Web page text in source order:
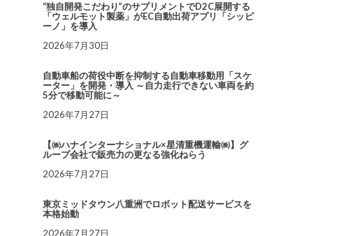
“独自開発こだわり”のサプリメントでD2C展開する
「ウェルモット製薬」がEC自動出荷アプリ「シッピ
ーノ」を導入
2026年7月30日
自動車船の荷役中断を抑制する自動車移動用「スケ
ーター」を開発・導入 ～自力走行できない車両を約
5分で移動可能に～
2026年7月27日
【㈱ハナインターナショナル×星清重機運輸㈱】グ
ループ会社で販売力の更なる強化ねらう
2026年7月27日
東京ミッドタウン八重洲でロボット配送サービスを
本格始動
2026年7月27日